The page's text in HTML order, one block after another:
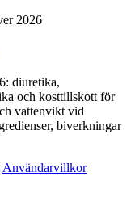
diuretika,
och kosttillskott för
vattenvikt vid
biverkningar
Användarvillkor